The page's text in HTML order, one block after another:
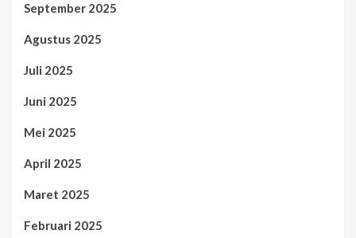
September 2025
Agustus 2025
Juli 2025
Juni 2025
Mei 2025
April 2025
Maret 2025
Februari 2025